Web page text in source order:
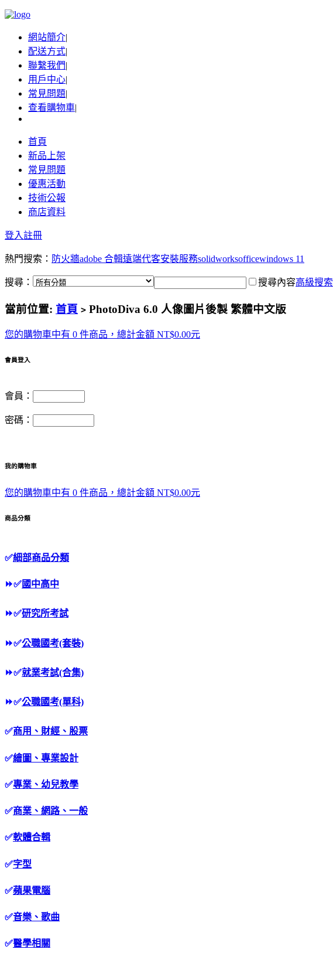
網站簡介|
配送方式|
聯繫我們|
用戶中心|
常見問題|
查看購物車|
首頁
新品上架
常見問題
優惠活動
技術公報
商店資料
登入註冊
熱門搜索： 防火牆adobe 合輯遠端代客安裝服務solidworksofficewindows 11
搜尋： 搜尋內容高級搜索
當前位置: 首頁 > PhotoDiva 6.0 人像圖片後製 繁體中文版
您的購物車中有 0 件商品，總計金額 NT$0.00元
會員登入
會員：
密碼：
我的購物車
您的購物車中有 0 件商品，總計金額 NT$0.00元
商品分類
✅細部商品分類
⏩✅國中高中
⏩✅研究所考試
⏩✅公職國考(套裝)
⏩✅就業考試(合集)
⏩✅公職國考(單科)
✅商用、財經、股票
✅繪圖、專業設計
✅專業、幼兒教學
✅商業、網路、一般
✅軟體合輯
✅字型
✅蘋果電腦
✅音樂、歌曲
✅醫學相關